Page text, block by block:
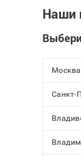
Наши
Москва
Санкт-